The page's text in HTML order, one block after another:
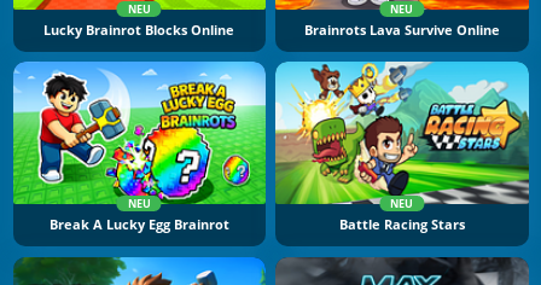
NEU
Lucky Brainrot Blocks Online
NEU
Brainrots Lava Survive Online
NEU
Break A Lucky Egg Brainrot
NEU
Battle Racing Stars